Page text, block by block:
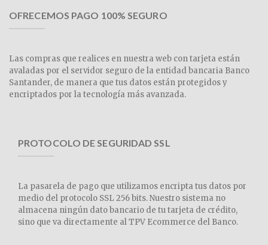
OFRECEMOS PAGO 100% SEGURO
Las compras que realices en nuestra web con tarjeta están
avaladas por el servidor seguro de la entidad bancaria Banco
Santander, de manera que tus datos están protegidos y
encriptados por la tecnología más avanzada.
PROTOCOLO DE SEGURIDAD SSL
La pasarela de pago que utilizamos encripta tus datos por
medio del protocolo SSL 256 bits. Nuestro sistema no
almacena ningún dato bancario de tu tarjeta de crédito,
sino que va directamente al TPV Ecommerce del Banco.